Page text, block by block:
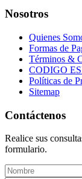
Nosotros
Quienes
Formas de
Términos &
CODIGO
Políticas de
Sitemap
Contáctenos
Realice sus
formulario.